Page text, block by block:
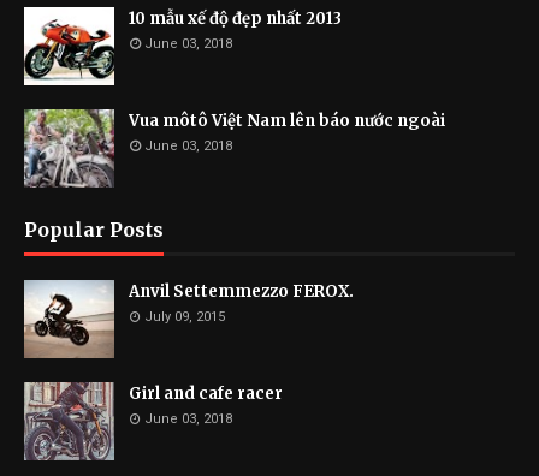
10 mẫu xế độ đẹp nhất 2013
June 03, 2018
Vua môtô Việt Nam lên báo nước ngoài
June 03, 2018
Popular Posts
Anvil Settemmezzo FEROX.
July 09, 2015
Girl and cafe racer
June 03, 2018